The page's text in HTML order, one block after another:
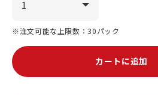
※注文可能な上限数：30パック
カートに追加